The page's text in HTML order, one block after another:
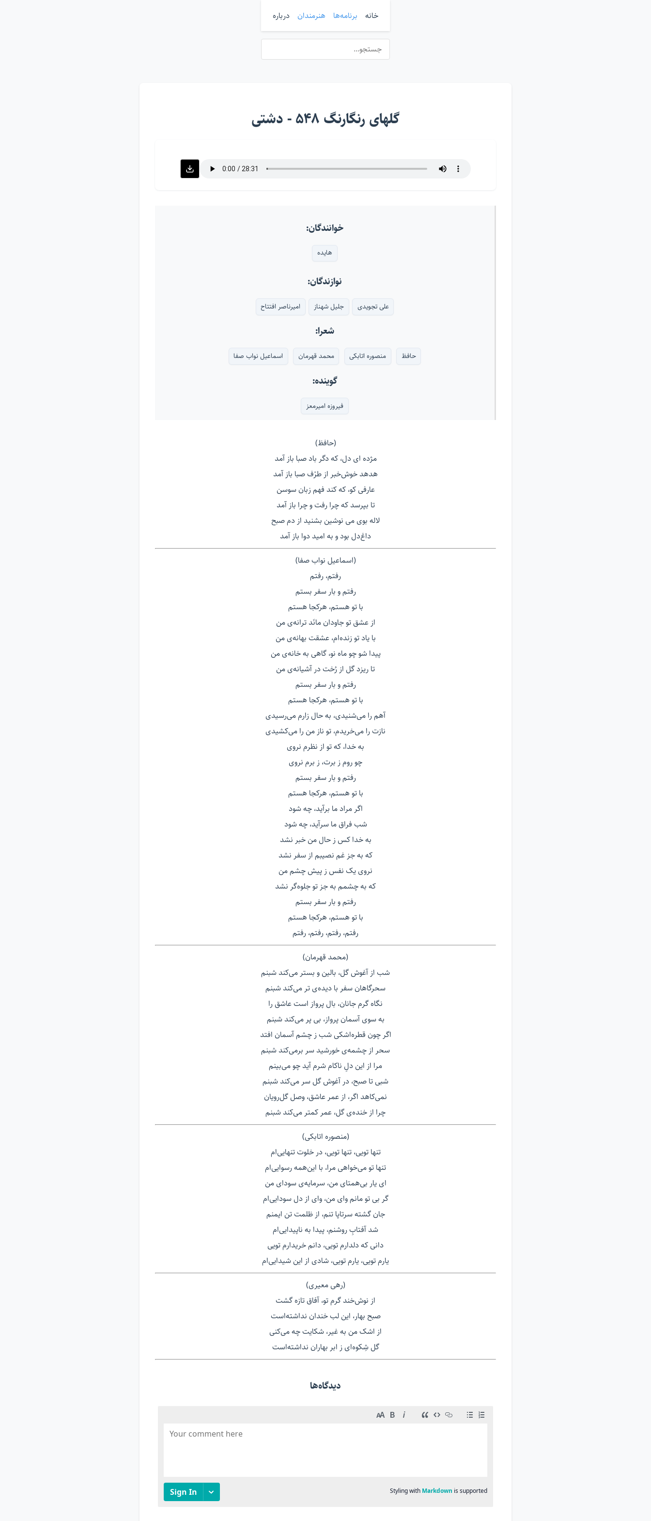
خانه برنامه‌ها هنرمندان درباره
گلهای رنگارنگ ۵۴۸ - دشتی
خوانندگان:
هایده
نوازندگان:
علی تجویدی جلیل شهناز امیرناصر افتتاح
شعرا:
حافظ منصوره اتابکی محمد قهرمان اسماعیل نواب صفا
گوینده:
فیروزه امیرمعز
(حافظ)
مژده ای دل، که دگر باد صبا باز آمد
هدهد خوش‌خبر از طرْف صبا باز آمد
عارفی کو، که کند فهم زبان سوسن
تا بپرسد که چرا رفت و چرا باز آمد
لاله بوی می نوشین بشنید از دم صبح
داغ‌دل بود و به امید دوا باز آمد
(اسماعیل نواب صفا)
رفتم، رفتم
رفتم و بار سفر بستم
با تو هستم، هرکجا هستم
از عشق تو جاودان مانَد ترانه‌ی من
با یاد تو زنده‌ام، عشقت بهانه‌ی من
پیدا شو چو ماه نو، گاهی به خانه‌ی من
تا ریزد گل از رُخت در آشیانه‌ی من
رفتم و بار سفر بستم
با تو هستم، هرکجا هستم
آهم را می‌شنیدی، به حال زارم می‌رسیدی
نازت را می‌خریدم، تو ناز من را می‌کشیدی
به خدا، که تو از نظرم نروی
چو روم ز برت، ز برم نروی
رفتم و بار سفر بستم
با تو هستم، هرکجا هستم
اگر مراد ما برآید، چه شود
شب فراق ما سرآید، چه شود
به خدا کس ز حال من خبر نشد
که به جز غم نصیبم از سفر نشد
نروی یک نفس ز پیش چشم من
که به چشمم به جز تو جلوه‌گر نشد
رفتم و بار سفر بستم
با تو هستم، هرکجا هستم
رفتم، رفتم، رفتم، رفتم
(محمد قهرمان)
شب از آغوش گل، بالین و بستر می‌کند شبنم
سحرگاهان سفر با دیده‌ی تر می‌کند شبنم
نگاه گرم جانان، بال پرواز است عاشق را
به سوی آسمان پرواز، بی پر می‌کند شبنم
اگر چون قطره‌اشکی شب ز چشم آسمان افتد
سحر از چشمه‌ی خورشید سر برمی‌کند شبنم
مرا از این دلِ ناکام شرم آید چو می‌بینم
شبی تا صبح، در آغوش گل سر می‌کند شبنم
نمی‌کاهد اگر، از عمر عاشق، وصل گل‌رویان
چرا از خنده‌ی گل، عمر کمتر می‌کند شبنم
(منصوره اتابکی)
تنها تویی، تنها تویی، در خلوت تنهایی‌ام
تنها تو می‌خواهی مرا، با این‌همه رسوایی‌ام
ای یار بی‌همتای من، سرمایه‌ی سودای من
گر بی تو مانم وای من، وای از دل سودایی‌ام
جان گشته سرتاپا تنم، از ظلمت تن ایمنم
شد آفتابِ روشنم، پیدا به ناپیدایی‌ام
دانی که دلدارم تویی، دانم خریدارم تویی
یارم تویی، یارم تویی، شادی از این شیدایی‌ام
(رهی معیری)
از نوش‌خند گرم تو، آفاق تازه گشت
صبح بهار، این لب خندان نداشته‌است
از اشک من به غیر، شکایت چه می‌کنی
گل شِکوه‌ای ز ابر بهاران نداشته‌است
دیدگاه‌ها